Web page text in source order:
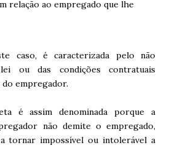
relação ao empregado que lhe
caso, é caracterizada pelo não
ou das condições contratuais
empregador.
é assim denominada porque a
não demite o empregado,
tornar impossível ou intolerável a